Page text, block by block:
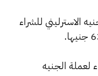
الاسترليني للشراء
لعملة الجنيه